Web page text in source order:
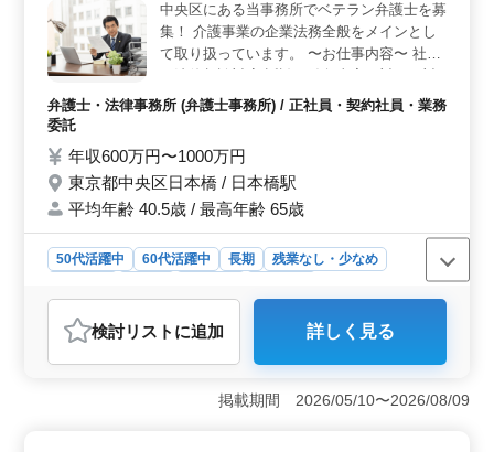
す。50歳以上の新規採用実績もあり、経験者の方のご応
募をお待ちしています。 ＜駅チカ・銀座・有楽町
＞ 都心でのアクセス良好なところが魅力です！銀座一
丁目駅や有楽町駅から徒歩数分で通勤が便利です。法律
事務所ならではの充実感と働きやすさを実感できる環境
です。
中央区にある当事務所でベテラン弁護士を募
集！ 介護事業の企業法務全般をメインとし
て取り扱っています。 〜お仕事内容〜 社内
応 契約書の作成やチェック 顧客向けセミナ
イベートも充実◎ 今までの経験を生かして
これからも活躍していきたいという向上心の
お持ちの方、ぜひご応募下さい！
弁護士・法律事務所 (弁護士事務所) / 正社員・契約社員・業務
委託
年収600万円〜1000万円
東京都中央区日本橋 / 日本橋駅
平均年齢 40.5歳 / 最高年齢 65歳
50代活躍中 60代活躍中 長期
残業なし・少なめ
おすすめポイント
＜企業法務に特化した弁護士募集＞ 日本橋駅近くの弁
護士事務所で、企業法務を中心に担当する弁護士を募集
中です。介護事業に関する法務全般をお任せします。社
検討リスト に追加 詳しく見る
掲載期間 2026/05/10〜2026/08/09